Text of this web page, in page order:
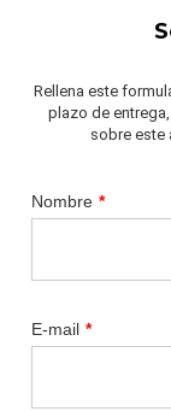
Rellena este
plazo de
sobre este
Nombre *
E-mail *